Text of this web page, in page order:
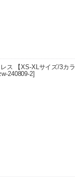
ス 【XS-XLサイズ/3カラ
240809-2]